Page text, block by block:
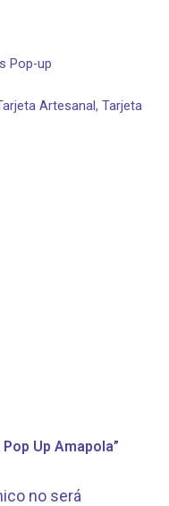
Pop-up
Artesanal, Tarjeta
Up Amapola”
no será